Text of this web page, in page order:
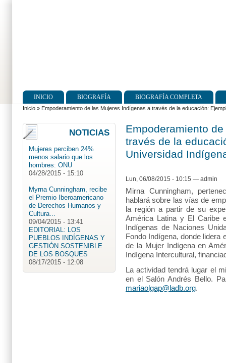
Menú principal
INICIO BIOGRAFÍA BIOGRAFÍA COMPLETA
Se encuentra usted aquí
Inicio » Empoderamiento de las Mujeres Indígenas a través de la educación:
Empoderamiento
través de la
Universidad
Lun, 06/08/2015 - 10:15 — admin
Mirna Cunningham,
hablará sobre las vías de
la región a partir de su
América Latina y El Caribe
Indígenas de Naciones
Fondo Indígena, donde lidera
de la Mujer Indígena en
Indígena Intercultural,
La actividad tendrá lugar el
en el Salón Andrés Bello.
mariaolgap@ladb.org.
NOTICIAS
Mujeres perciben 24%
menos salario que los
hombres: ONU
04/28/2015 - 15:10
Myrna Cunningham, recibe
el Premio Iberoamericano
de Derechos Humanos y
Cultura...
09/04/2015 - 13:41
EDITORIAL: LOS
PUEBLOS INDÍGENAS Y
GESTIÓN SOSTENIBLE
DE LOS BOSQUES
08/17/2015 - 12:08